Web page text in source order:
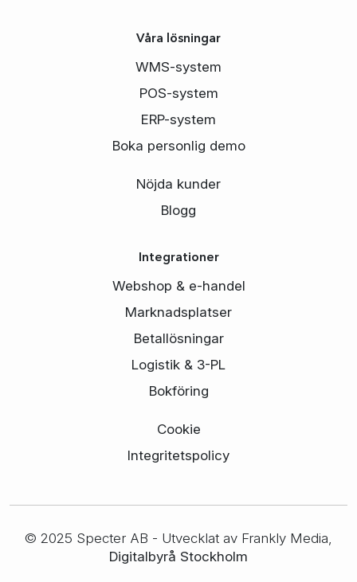
Våra lösningar
WMS-system
POS-system
ERP-system
Boka personlig demo
Nöjda kunder
Blogg
Integrationer
Webshop & e-handel
Marknadsplatser
Betallösningar
Logistik & 3-PL
Bokföring
Cookie
Integritetspolicy
© 2025 Specter AB - Utvecklat av Frankly Media,
Digitalbyrå Stockholm